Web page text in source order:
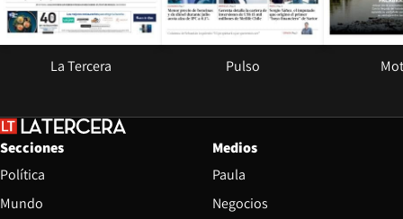
La Tercera Pulso
Secciones
Política
Mundo
Medios
Paula
Negocios